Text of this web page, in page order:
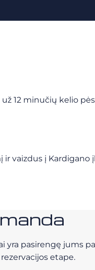
už 12 minučių kelio
į
yra pasirengę jums
etape.